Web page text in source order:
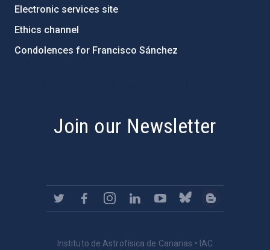
Electronic services site
Ethics channel
Condolences for Francisco Sánchez
Join our Newsletter
Instituto de Astrofísica de Canarias • IAC